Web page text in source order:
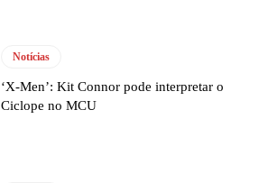
Notícias
‘X-Men’: Kit Connor pode interpretar o
Ciclope no MCU